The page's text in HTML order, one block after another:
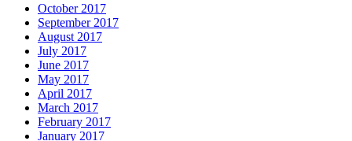
October 2017
September 2017
August 2017
July 2017
June 2017
May 2017
April 2017
March 2017
February 2017
January 2017